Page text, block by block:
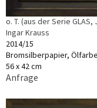
o. T. (aus der Serie
Ingar Krauss
2014/15
Bromsilberpapier, Ölfarbe
56 x 42 cm
Anfrage